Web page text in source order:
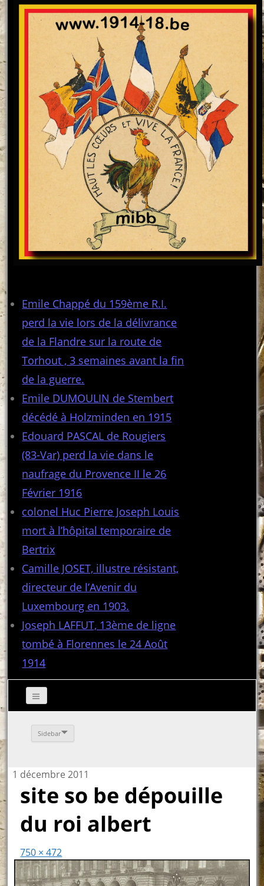
Emile Chappé du 159ème R.I.
perd la vie lors de la délivrance
de la Flandre sur la route de
Torhout , 3 semaines avant la fin
de la guerre.
Emile DUMOULIN de Stembert
décédé à Holzminden en 1915
Edouard PASCAL de Rougiers
(83-Var) perd la vie dans le
naufrage du Provence II le 26
Février 1916
colonel Huc Pierre Joseph Louis
mort à l’hôpital temporaire de
Bertrix
Camille JOSET, illustre résistant,
directeur de l’Avenir du
Luxembourg en 1903.
Joseph LAFFUT, 13ème de ligne
tombé à Florennes le 24 Août
1914
Sidebar
1 décembre 2011
site so be dépouille
du roi albert
750 × 472